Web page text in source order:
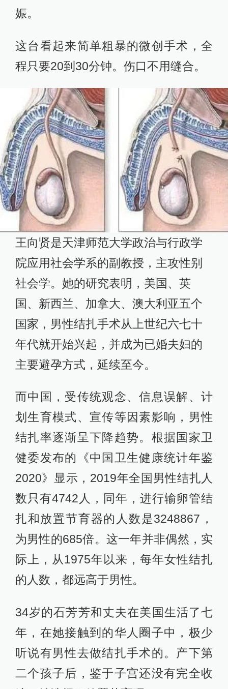
娠。
这台看起来简单粗暴的微创手术，全
程只要20到30分钟。伤口不用缝合。
王向贤是天津师范大学政治与行政学
院应用社会学系的副教授，主攻性别
社会学。她的研究表明，美国、英
国、新西兰、加拿大、澳大利亚五个
国家，男性结扎手术从上世纪六七十
年代就开始兴起，并成为已婚夫妇的
主要避孕方式，延续至今。
而中国，受传统观念、信息误解、计
划生育模式、宣传等因素影响，男性
结扎率逐渐呈下降趋势。根据国家卫
健委发布的《中国卫生健康统计年鉴
2020》显示，2019年全国男性结扎人
数只有4742人，同年，进行输卵管结
扎和放置节育器的人数是3248867，
为男性的685倍。这一年并非偶然，实
际上，从1975年以来，每年女性结扎
的人数，都远高于男性。
34岁的石芳芳和丈夫在美国生活了七
年，在她接触到的华人圈子中，极少
听说有男性去做结扎手术的。产下第
二个孩子后，鉴于子宫还没有完全收